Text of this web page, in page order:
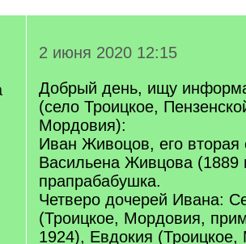
2 июня 2020 12:15
Добрый день, ищу
(село Троицкое,
Мордовия):
Иван Живоцов, его вторая
Васильена Живцова (1889
прапрабабушка.
Четверо дочерей Ивана:
(Троицкое, Мордовия,
1924), Евдокия